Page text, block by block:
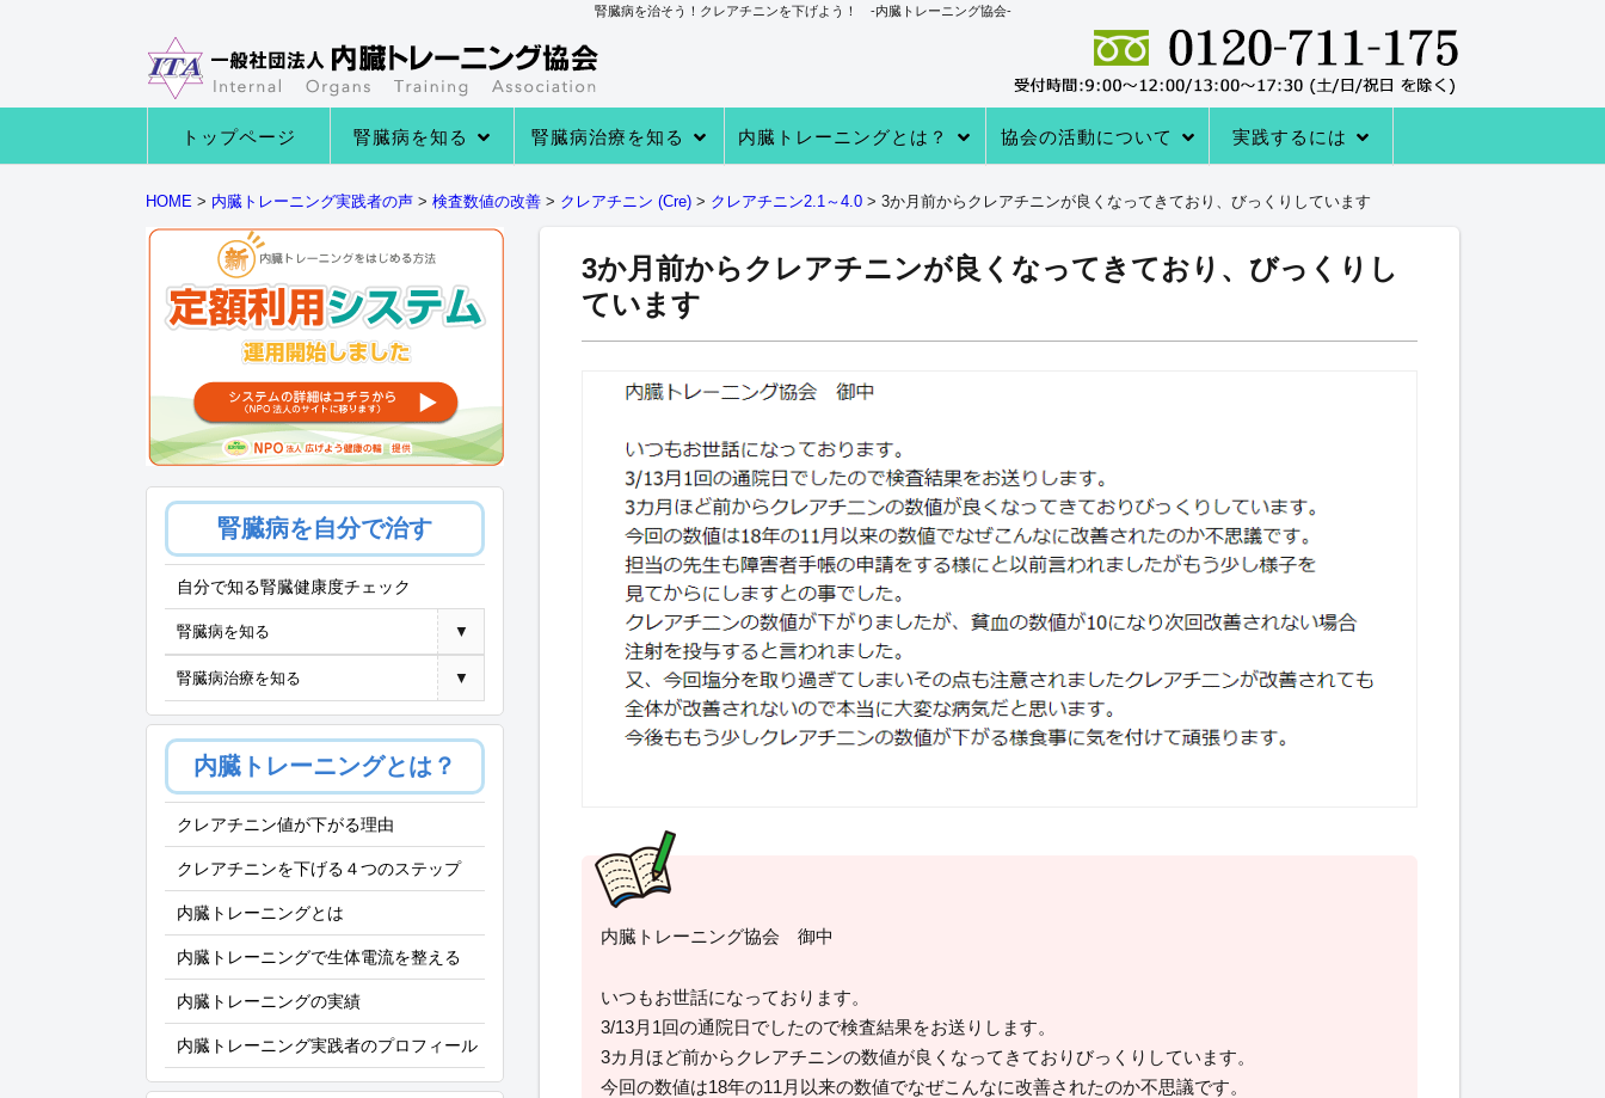
腎臓病を治そう！クレアチニンを下げよう！ -内臓トレーニング協会-
トップページ 腎臓病を知る 腎臓病治療を知る 内臓トレーニングとは？
ップ
える
ール
協会の活動について 実践するには
HOME > 内臓トレーニング実践者の声 > 検査数値の改善 > クレアチニン (Cre) > クレアチニン2.1～4.0 > 3か月前からクレアチニンが良くなってきており、びっくりしています
3か月前からクレアチニンが良くなってきており、びっくりし
ています
内臓トレーニング協会 御中
いつもお世話になっております。
3/13月1回の通院日でしたので検査結果をお送りします。
3カ月ほど前からクレアチニンの数値が良くなってきておりびっくりしています。
今回の数値は18年の11月以来の数値でなぜこんなに改善されたのか不思議です。
腎臓病を自分で治す
自分で知る腎臓健康度チェック
腎臓病を知る ▼
腎臓病治療を知る ▼
内臓トレーニングとは？
クレアチニン値が下がる理由
クレアチニンを下げる４つのステップ
内臓トレーニングとは
内臓トレーニングで生体電流を整える
内臓トレーニングの実績
内臓トレーニング実践者のプロフィール